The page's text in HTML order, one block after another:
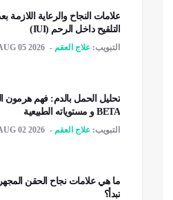
علامات النجاح والرعاية اللازمة
التلقیح داخل الرحم (IUI)
التبويب: علاج العقم 05 2026
تحليل الحمل بالدم: فهم هرمون
BETA و مستوياته الطبيعية
التبويب: علاج العقم 02 2026
ما هي علامات نجاح الحقن
تبدأ؟